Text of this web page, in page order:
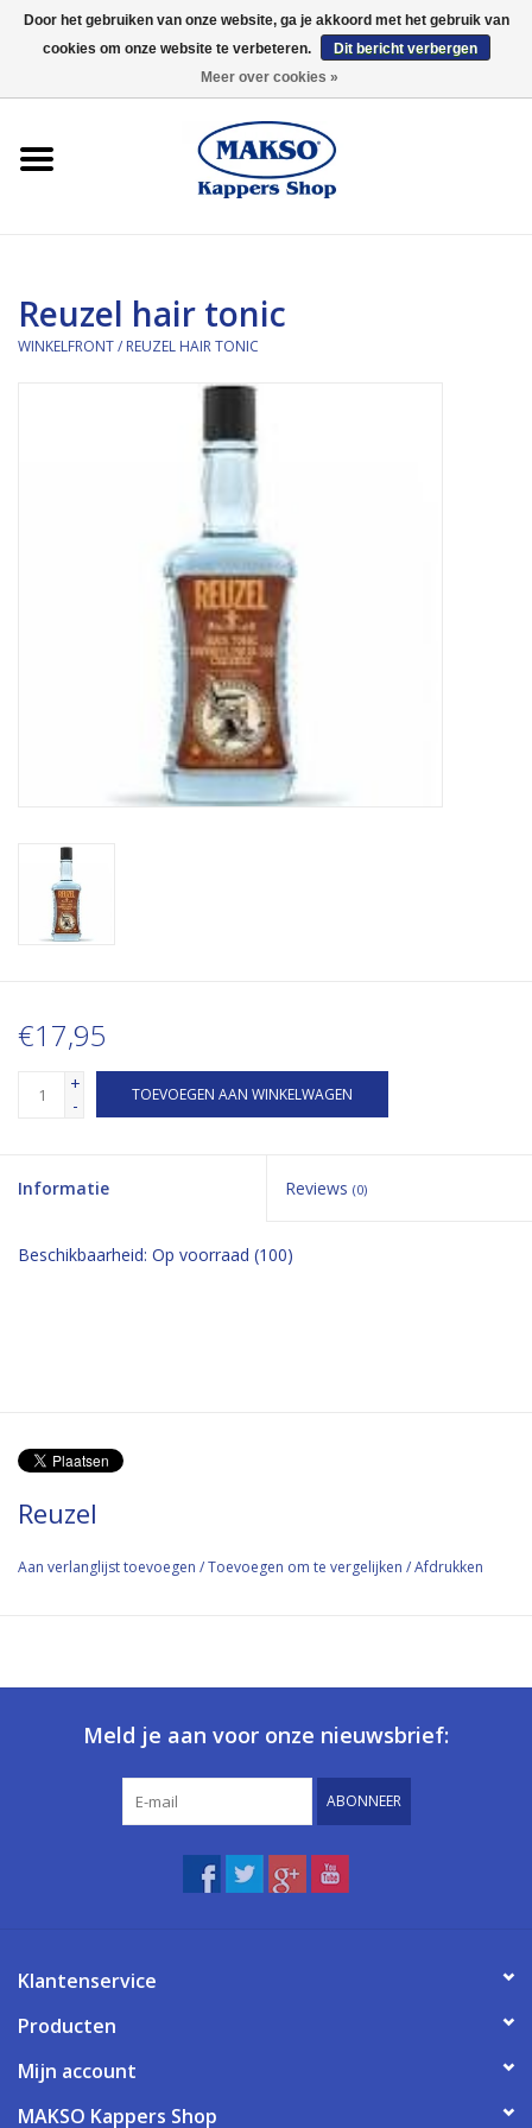
0 Artikelen - €0,00
Kaaral
Reuzel hair tonic
WINKELFRONT/ REUZEL HAIR TONIC
€17,95
+
-
TOEVOEGEN AAN WINKELWAGEN
Informatie Reviews (0)
Beschikbaarheid: Op voorraad (100)
Reuzel
Aan verlanglijst toevoegen /Toevoegen om te vergelijken /Afdrukken
Meld je aan voor onze nieuwsbrief:
ABONNEER
Klantenservice
Producten
Mijn account
MAKSO Kappers Shop
Door het gebruiken van onze website, ga je akkoord met het gebruik van
cookies om onze website te verbeteren.
Dit bericht verbergen
Meer over cookies »